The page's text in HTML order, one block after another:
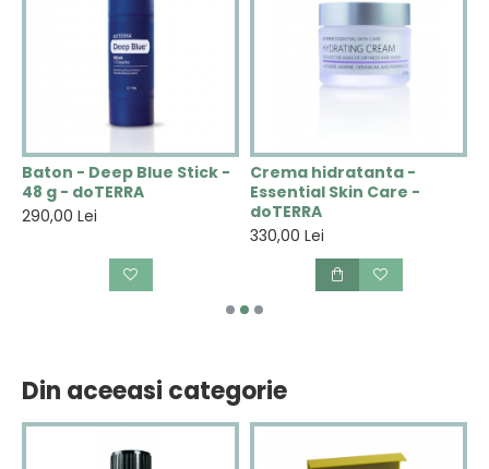
Baton - Deep Blue Stick -
48 g - doTERRA
290,00 Lei
Crema hidratanta -
Essential Skin Care -
doTERRA
330,00 Lei
Din aceeasi categorie